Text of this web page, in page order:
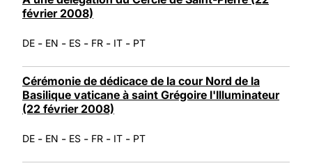
février 2008)
DE - EN - ES - FR - IT - PT
Cérémonie de dédicace de la cour Nord de la
Basilique vaticane à saint Grégoire l'Illuminateur
(22 février 2008)
DE - EN - ES - FR - IT - PT